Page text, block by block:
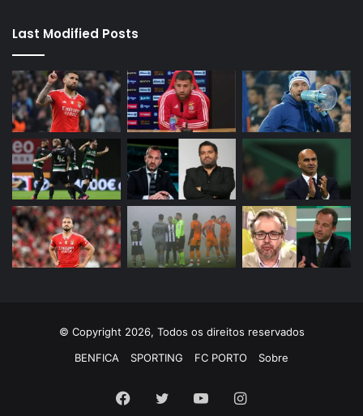
Last Modified Posts
© Copyright 2026, Todos os direitos reservados
BENFICA
SPORTING FC PORTO Sobre
Facebook
TwitterYouTubeInstagram